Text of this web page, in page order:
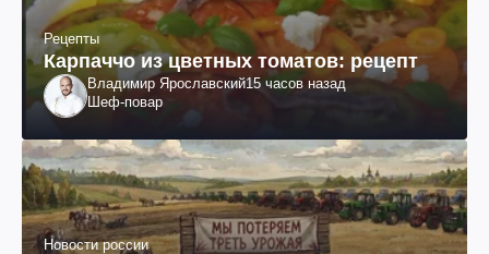
Рецепты
Карпаччо из цветных томатов: рецепт
Владимир Ярославский15 часов назад
Шеф-повар
Новости россии